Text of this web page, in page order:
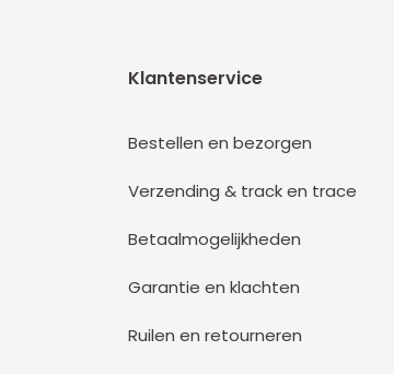
Klantenservice
Bestellen en bezorgen
Verzending & track en trace
Betaalmogelijkheden
Garantie en klachten
Ruilen en retourneren